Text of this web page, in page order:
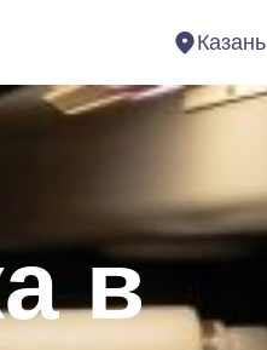
Казань
в